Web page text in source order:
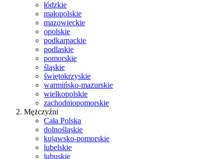
łódzkie
małopolskie
mazowieckie
opolskie
podkarpackie
podlaskie
pomorskie
śląskie
świętokrzyskie
warmińsko-mazurskie
wielkopolskie
zachodniopomorskie
Mężczyźni
Cała Polska
dolnośląskie
kujawsko-pomorskie
lubelskie
lubuskie